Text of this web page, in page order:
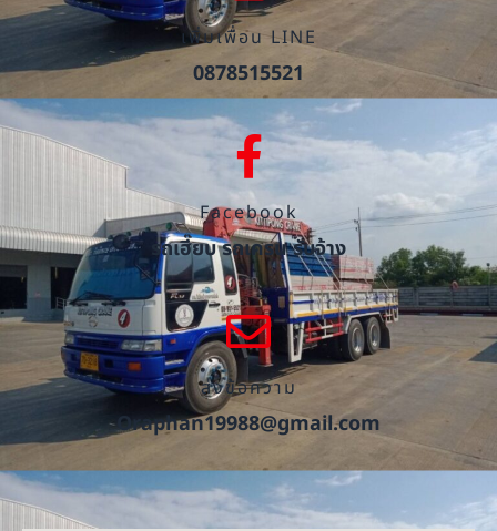
เพิ่มเพื่อน LINE
0878515521
Facebook
รถเฮี๊ยบ รถเครน รับจ้าง
ส่งข้อความ
Oraphan19988@gmail.com